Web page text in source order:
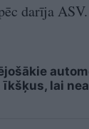
darīja ASV.
īkšķus, lai